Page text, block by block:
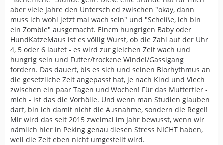
aber viele Jahre den Unterschied zwischen "okay, dann
muss ich wohl jetzt mal wach sein" und "Scheiße, ich bin
ein Zombie" ausgemacht. Einem hungrigen Baby oder
HundKatzeMaus ist es völlig Wurst, ob die Zahl auf der Uhr
4, 5 oder 6 lautet - es wird zur gleichen Zeit wach und
hungrig sein und Futter/trockene Windel/Gassigang
fordern. Das dauert, bis es sich und seinen Biorhythmus an
die gesetzliche Zeit angepasst hat, je nach Kind und Viech
zwischen ein paar Tagen und Wochen! Für das Muttertier -
mich - ist das die Vorhölle. Und wenn man Studien glauben
darf, bin ich damit nicht die Ausnahme, sondern die Regel!
Mir wird das seit 2015 zweimal im Jahr bewusst, wenn wir
nämlich hier in Peking genau diesen Stress NICHT haben,
weil die Zeit eben nicht umgestellt wird.